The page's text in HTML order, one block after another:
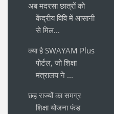
अब मदरसा छात्रों को
केंद्रीय विवि में आसानी
से मिल...
क्या है SWAYAM Plus
पोर्टल, जो शिक्षा
मंत्रालय ने ...
छह राज्यों का समग्र
शिक्षा योजना फंड